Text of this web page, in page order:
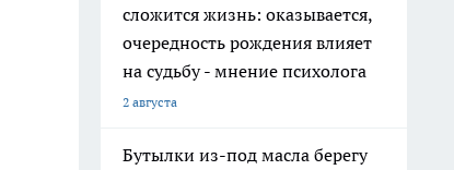
сложится жизнь: оказывается,
очередность рождения влияет
на судьбу - мнение психолога
2 августа
Бутылки из-под масла берегу